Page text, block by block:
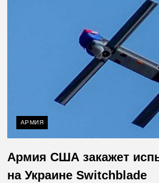
АРМИЯ
Армия США закажет
на Украине Switchblade